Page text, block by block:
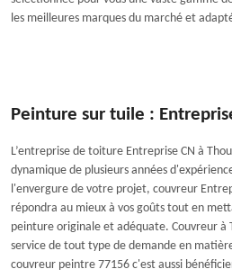
les meilleures marques du marché et
Peinture sur tuile :
L’entreprise de toiture Entreprise CN à
dynamique de plusieurs années
l'envergure de votre projet, couvreur
répondra au mieux à vos goûts tout en
peinture originale et adéquate. Couvreur à
service de tout type de demande en
couvreur peintre 77156 c'est aussi